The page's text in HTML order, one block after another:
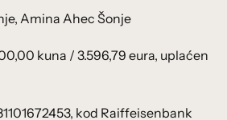
Amina Ahec Šonje
kuna / 3.596,79 eura, uplaćen
kod Raiffeisenbank